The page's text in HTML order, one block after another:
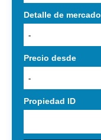
Detalle de mercado
-
Precio desde
-
Propiedad ID